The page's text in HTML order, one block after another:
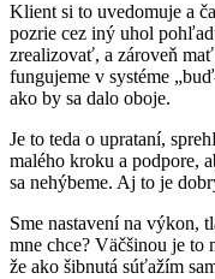
Klient si to uvedomuje a
pozrie cez iný uhol
zrealizovať, a zároveň
fungujeme v systéme
ako by sa dalo oboje.
Je to teda o uprataní,
malého kroku a podpore,
sa nehýbeme. Aj to je
Sme nastavení na výkon,
mne chce? Väčšinou je to
že ako šibnutá súťažím